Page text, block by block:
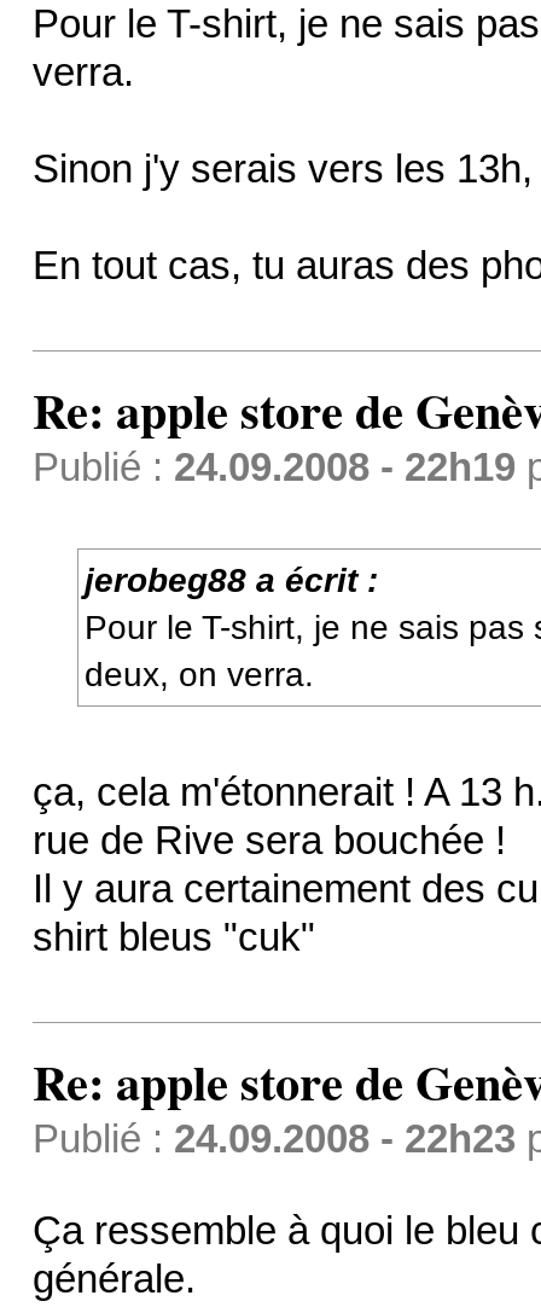
Pour le T-shirt, je ne sais
verra.
Sinon j'y serais vers les
En tout cas, tu auras des
Re: apple store de
Publié : 24.09.2008 - 22h19
jerobeg88 a écrit :
Pour le T-shirt, je ne sais
deux, on verra.
ça, cela m'étonnerait ! A 13
rue de Rive sera bouchée !
Il y aura certainement des
shirt bleus "cuk"
Re: apple store de
Publié : 24.09.2008 - 22h23
Ça ressemble à quoi le bleu
générale.